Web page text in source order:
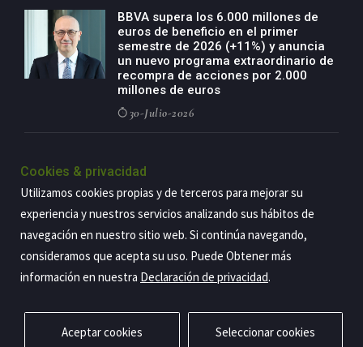
BBVA supera los 6.000 millones de
euros de beneficio en el primer
semestre de 2026 (+11%) y anuncia
un nuevo programa extraordinario de
recompra de acciones por 2.000
millones de euros
30-Julio-2026
negocio agro con un modelo global
países
29-Julio-2026
Privacidad Aviso legal Política de cookies Contacto
Cookies & privacidad
Utilizamos cookies propias y de terceros para mejorar su
experiencia y nuestros servicios analizando sus hábitos de
navegación en nuestro sitio web. Si continúa navegando,
consideramos que acepta su uso. Puede Obtener más
información en nuestra Declaración de privacidad.
Aceptar cookies Seleccionar cookies